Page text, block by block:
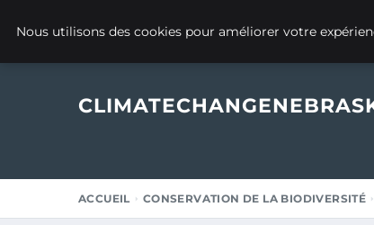
ACCUEIL CONSERVATION DE LA BIODIVERSITÉ
Nous utilisons des cookies pour améliorer votre